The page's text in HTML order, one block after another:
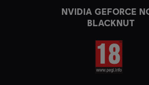
NVIDIA GEFORCE
BLACKNUT